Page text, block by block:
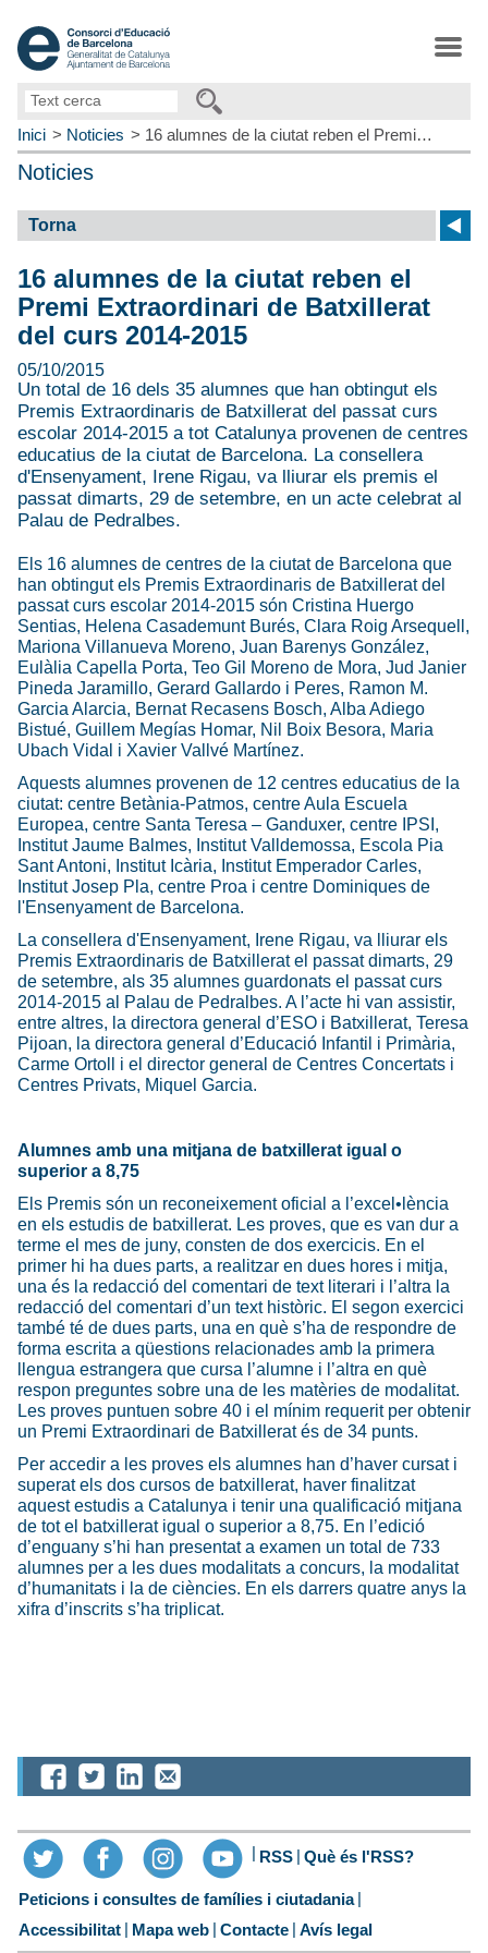
Text
Inici
Noticies 16 alumnes de la ciutat reben el Premi…
Noticies
Torna
16 alumnes de la ciutat reben el
Premi Extraordinari de Batxillerat
del curs 2014-2015
05/10/2015
Un total de 16 dels 35 alumnes que han obtingut els
Premis Extraordinaris de Batxillerat del passat curs
escolar 2014-2015 a tot Catalunya provenen de centres
educatius de la ciutat de Barcelona. La consellera
d'Ensenyament, Irene Rigau, va lliurar els premis el
passat dimarts, 29 de setembre, en un acte celebrat al
Palau de Pedralbes.
Els 16 alumnes de centres de la ciutat de Barcelona que
han obtingut els Premis Extraordinaris de Batxillerat del
passat curs escolar 2014-2015 són Cristina Huergo
Sentias, Helena Casademunt Burés, Clara Roig Arsequell,
Mariona Villanueva Moreno, Juan Barenys González,
Eulàlia Capella Porta, Teo Gil Moreno de Mora, Jud Janier
Pineda Jaramillo, Gerard Gallardo i Peres, Ramon M.
Garcia Alarcia, Bernat Recasens Bosch, Alba Adiego
Bistué, Guillem Megías Homar, Nil Boix Besora, Maria
Ubach Vidal i Xavier Vallvé Martínez.
Aquests alumnes provenen de 12 centres educatius de la
ciutat: centre Betània-Patmos, centre Aula Escuela
Europea, centre Santa Teresa – Ganduxer, centre IPSI,
Institut Jaume Balmes, Institut Valldemossa, Escola Pia
Sant Antoni, Institut Icària, Institut Emperador Carles,
Institut Josep Pla, centre Proa i centre Dominiques de
l'Ensenyament de Barcelona.
La consellera d'Ensenyament, Irene Rigau, va lliurar els
Premis Extraordinaris de Batxillerat el passat dimarts, 29
de setembre, als 35 alumnes guardonats el passat curs
2014-2015 al Palau de Pedralbes. A l’acte hi van assistir,
entre altres, la directora general d’ESO i Batxillerat, Teresa
Pijoan, la directora general d’Educació Infantil i Primària,
Carme Ortoll i el director general de Centres Concertats i
Centres Privats, Miquel Garcia.
Alumnes amb una mitjana de batxillerat igual o
superior a 8,75
Els Premis són un reconeixement oficial a l’excel•lència
en els estudis de batxillerat. Les proves, que es van dur a
terme el mes de juny, consten de dos exercicis. En el
primer hi ha dues parts, a realitzar en dues hores i mitja,
una és la redacció del comentari de text literari i l’altra la
redacció del comentari d’un text històric. El segon exercici
també té de dues parts, una en què s’ha de respondre de
forma escrita a qüestions relacionades amb la primera
llengua estrangera que cursa l’alumne i l’altra en què
respon preguntes sobre una de les matèries de modalitat.
Les proves puntuen sobre 40 i el mínim requerit per obtenir
un Premi Extraordinari de Batxillerat és de 34 punts.
Per accedir a les proves els alumnes han d’haver cursat i
superat els dos cursos de batxillerat, haver finalitzat
aquest estudis a Catalunya i tenir una qualificació mitjana
de tot el batxillerat igual o superior a 8,75. En l’edició
d’enguany s’hi han presentat a examen un total de 733
alumnes per a les dues modalitats a concurs, la modalitat
d’humanitats i la de ciències. En els darrers quatre anys la
xifra d’inscrits s’ha triplicat.
RSS Què és l'RSS?
Peticions i consultes de famílies i ciutadania
Accessibilitat
Mapa web Contacte Avís legal